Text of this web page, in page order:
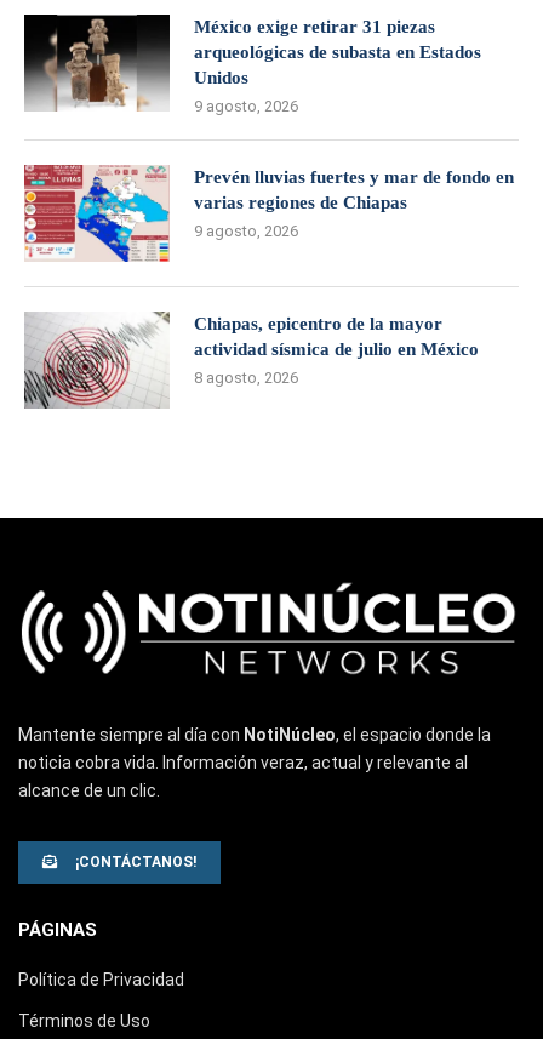
México exige retirar 31 piezas
arqueológicas de subasta en Estados
Unidos
9 agosto, 2026
Prevén lluvias fuertes y mar de fondo en
varias regiones de Chiapas
9 agosto, 2026
Chiapas, epicentro de la mayor
actividad sísmica de julio en México
8 agosto, 2026
Mantente siempre al día con NotiNúcleo, el espacio donde la
noticia cobra vida. Información veraz, actual y relevante al
alcance de un clic.
¡CONTÁCTANOS!
PÁGINAS
Política de Privacidad
Términos de Uso